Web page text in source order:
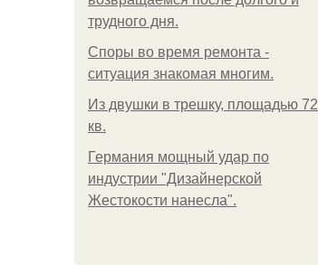
трудного дня.
Споры во время ремонта -
ситуация знакомая многим.
Из двушки в трешку, площадью 72
кв.
Германия мощный удар по
индустрии "Дизайнерской
Жестокости нанесла".